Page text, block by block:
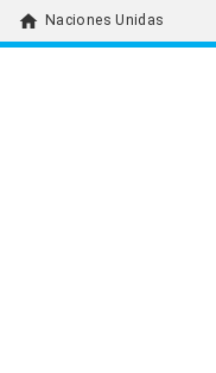
home Naciones Unidas